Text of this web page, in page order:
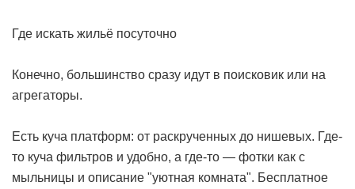
Где искать жильё посуточно
Конечно, большинство сразу идут в поисковик или на
агрегаторы.
Есть куча платформ: от раскрученных до нишевых. Где-
то куча фильтров и удобно, а где-то — фотки как с
мыльницы и описание "уютная комната". Бесплатное